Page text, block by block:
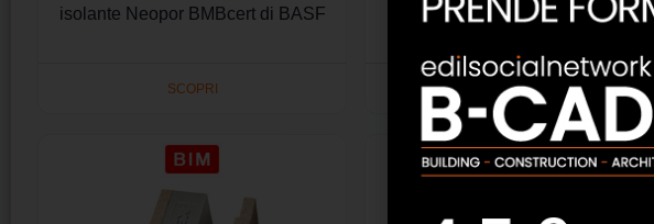
isolante Neopor BMBcert di BASF
SCOPRI
isolante Neopor BMBcert di BASF
SCOPRI